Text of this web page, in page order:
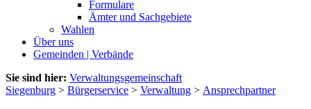
Formulare
Ämter und Sachgebiete
Wahlen
Über uns
Gemeinden | Verbände
Sie sind hier: Verwaltungsgemeinschaft
Siegenburg > Bürgerservice > Verwaltung > Ansprechpartner